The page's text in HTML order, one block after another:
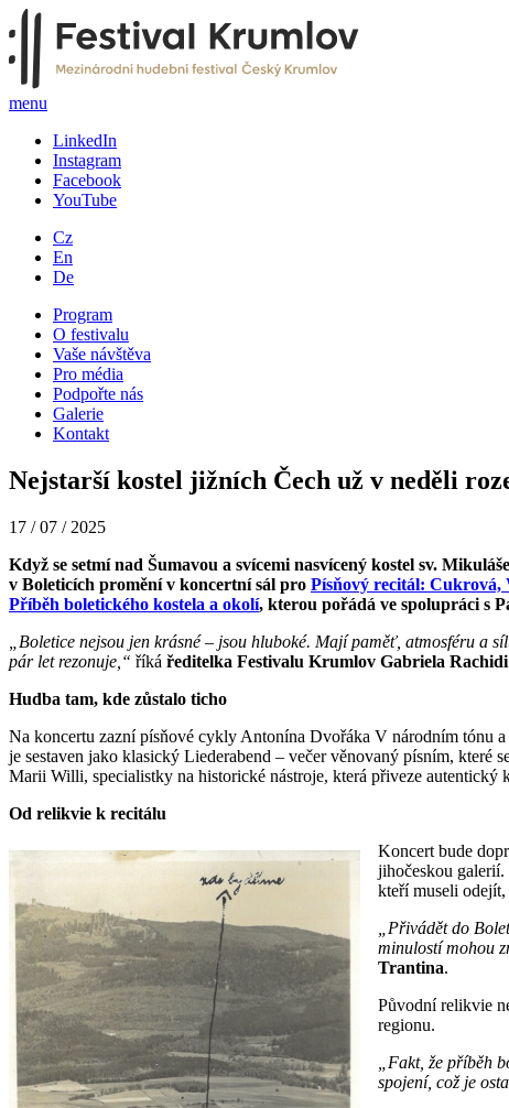
menu
LinkedIn
Instagram
Facebook
YouTube
Cz
En
De
Program
O festivalu
Vaše návštěva
Pro média
Podpořte nás
Galerie
Kontakt
Nejstarší kostel jižních Čech už v neděli
17 / 07 / 2025
Když se setmí nad Šumavou a svícemi nasvícený kostel sv.
v Boleticích promění v koncertní sál pro Písňový recitál: Cukrová,
Příběh boletického kostela a okolí, kterou pořádá ve spolupráci s
„Boletice nejsou jen krásné – jsou hluboké. Mají paměť, atmosféru a
pár let rezonuje,“ říká ředitelka Festivalu Krumlov Gabriela Rachidi
Hudba tam, kde zůstalo ticho
Na koncertu zazní písňové cykly Antonína Dvořáka V národním tónu
je sestaven jako klasický Liederabend – večer věnovaný písním, které
Marii Willi, specialistky na historické nástroje, která přiveze autentický
Od relikvie k recitálu
Koncert bude
jihočeskou
kteří museli
„Přivádět do
minulostí mohou
Trantina.
Původní relikvie
regionu.
„Fakt, že příběh
spojení, což je